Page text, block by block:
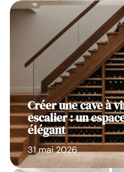
Créer une cave à
escalier : un
élégant
31 mai 2026